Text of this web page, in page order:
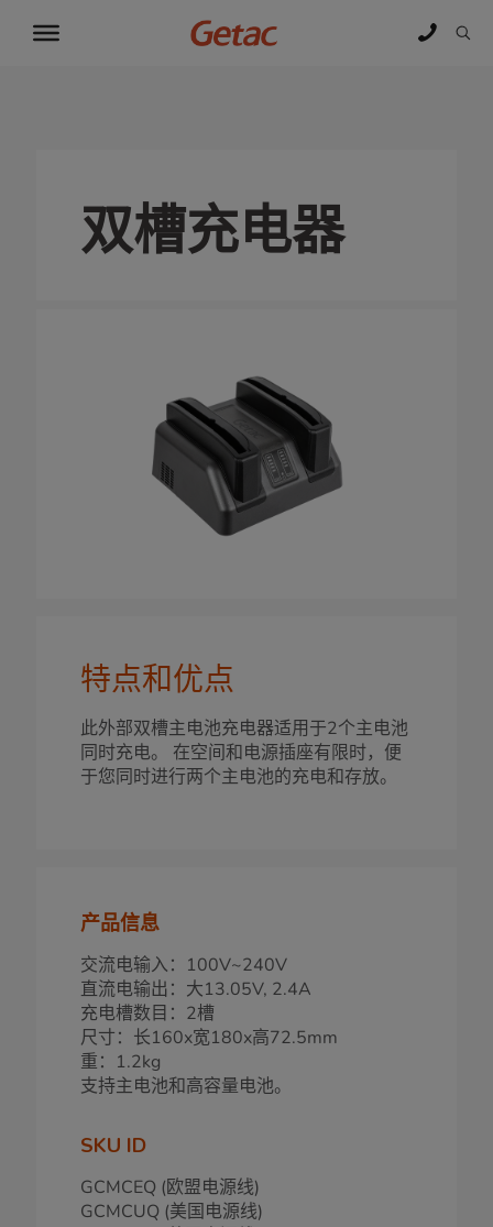
双槽充电器
特点和优点
此外部双槽主电池充电器适用于2个主电池
同时充电。 在空间和电源插座有限时，便
于您同时进行两个主电池的充电和存放。
产品信息
交流电输入：100V~240V
直流电输出：大13.05V, 2.4A
充电槽数目：2槽
尺寸：长160x宽180x高72.5mm
重：1.2kg
支持主电池和高容量电池。
SKU ID
GCMCEQ (欧盟电源线)
GCMCUQ (美国电源线)